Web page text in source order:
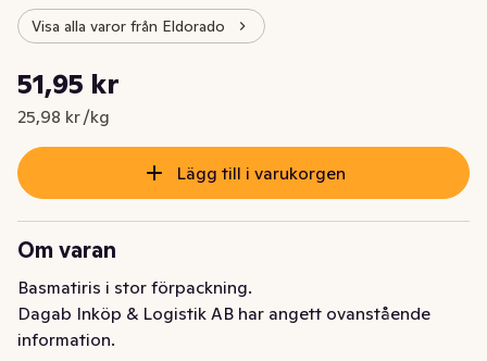
Visa alla varor från Eldorado
Nuvarande pris är: 51,95 kr
51,95 kr
25,98 kr /kg
Styckpris: 25,98 kr /kg
Lägg till i varukorgen
Om varan
Basmatiris i stor förpackning.
Dagab Inköp & Logistik AB har angett ovanstående
information.